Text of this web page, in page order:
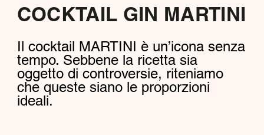
COCKTAIL GIN MARTINI
Il cocktail MARTINI è un’icona senza
tempo. Sebbene la ricetta sia
oggetto di controversie, riteniamo
che queste siano le proporzioni
ideali.